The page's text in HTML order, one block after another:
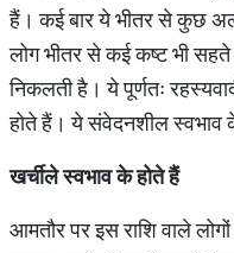
हैं। कई बार ये भीतर से कुछ
लोग भीतर से कई कष्ट भी
निकलती है। ये पूर्णतः
होते हैं। ये संवेदनशील स्वभाव
खर्चीले स्वभाव के होते हैं
आमतौर पर इस राशि वाले